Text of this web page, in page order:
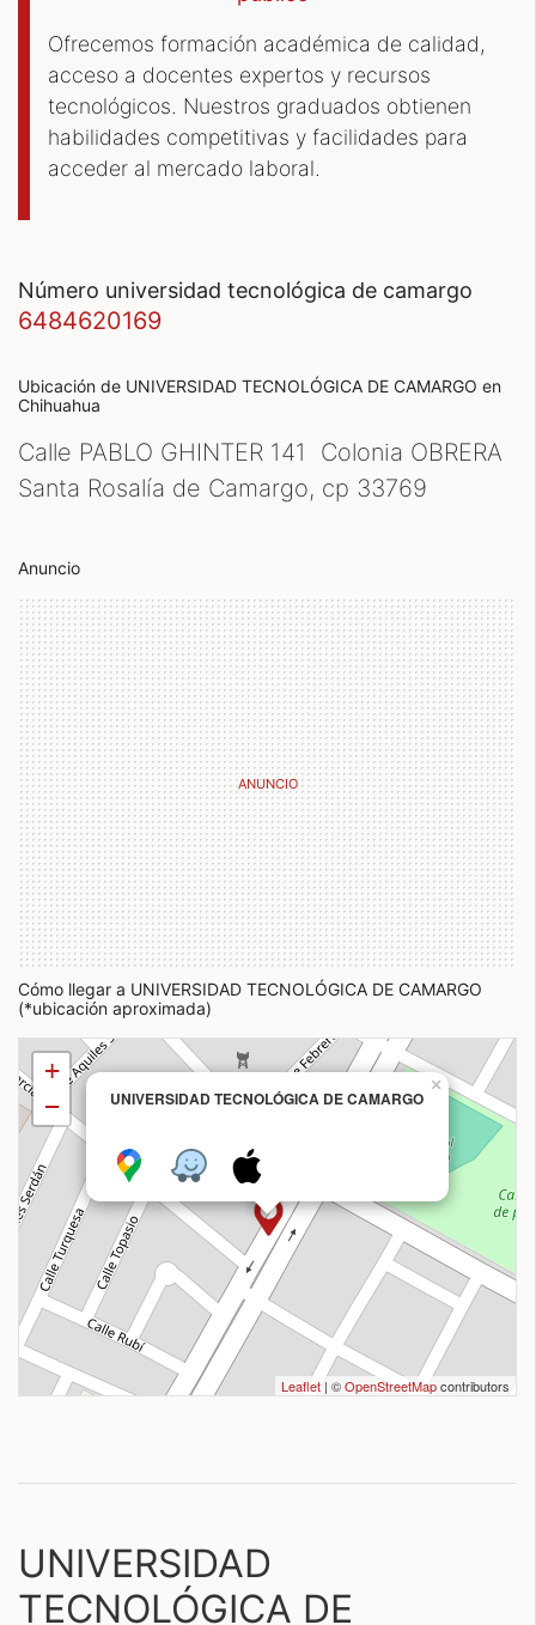
Ofrecemos formación académica de calidad,
acceso a docentes expertos y recursos
tecnológicos. Nuestros graduados obtienen
habilidades competitivas y facilidades para
acceder al mercado laboral.
número universidad tecnológica de camargo
6484620169
Ubicación de UNIVERSIDAD TECNOLÓGICA DE CAMARGO en
Chihuahua
Calle PABLO GHINTER 141 Colonia OBRERA
Santa Rosalía de Camargo, cp 33769
Anuncio
Cómo llegar a UNIVERSIDAD TECNOLÓGICA DE CAMARGO
(*ubicación aproximada)
UNIVERSIDAD TECNOLÓGICA DE CAMARGO
×
+
−
Leaflet | ©OpenStreetMapcontributors
UNIVERSIDAD
TECNOLÓGICA DE